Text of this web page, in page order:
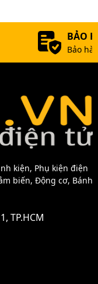
BẢO
Bảo
kiện, Phụ kiện điện
biến, Động cơ, Bánh
TP.HCM